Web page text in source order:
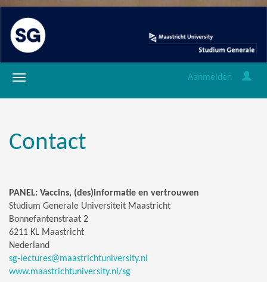
Aanmelden
Contact
PANEL: Vaccins, (des)informatie en vertrouwen
Studium Generale Universiteit Maastricht
Bonnefantenstraat 2
6211 KL Maastricht
Nederland
sg-lectures@maastrichtuniversity.nl
www.maastrichtuniversity.nl/sg